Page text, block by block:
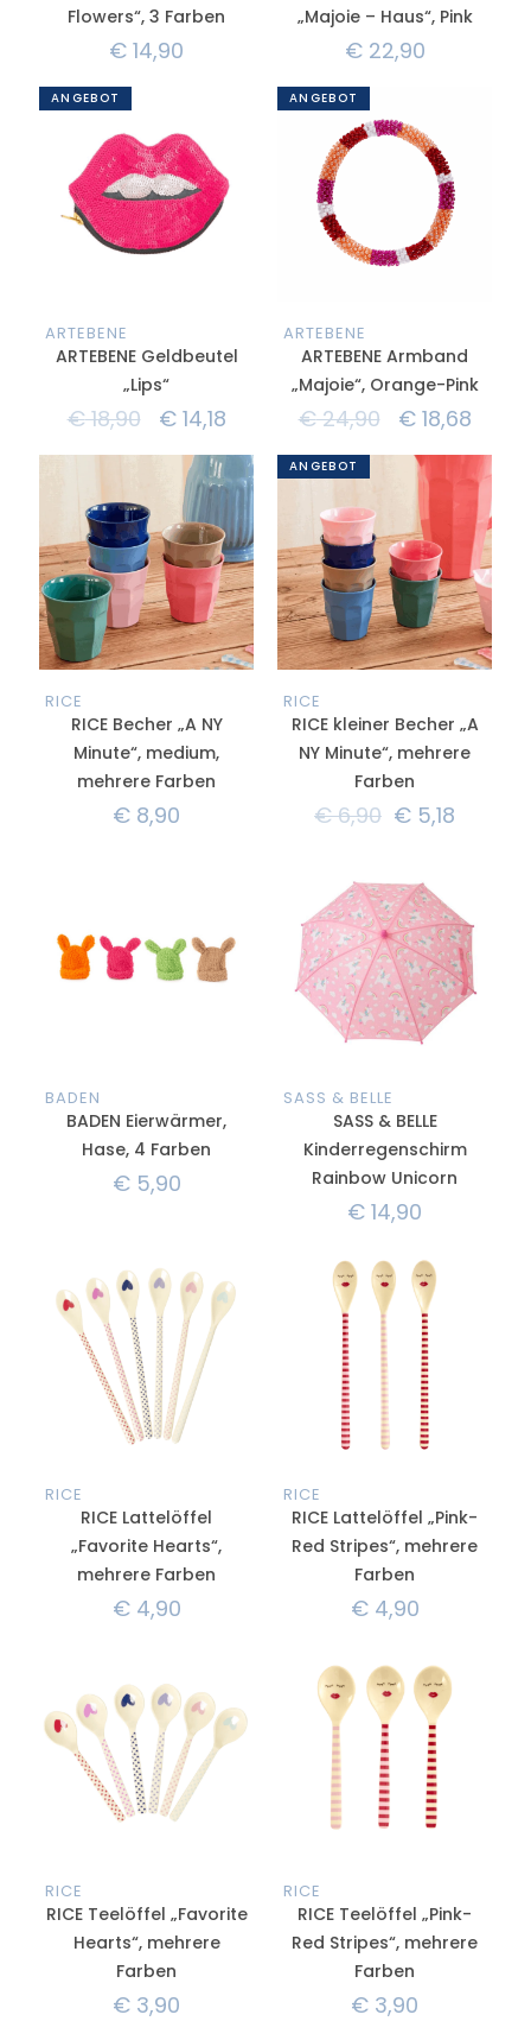
Flowers“, 3 Farben
€ 14,90
„Majoie – Haus“, Pink
€22,90
ANGEBOT
ARTEBENE
ARTEBENE Geldbeutel
„Lips“
€18,90 €14,18
ANGEBOT
ARTEBENE
ARTEBENE Armband
„Majoie“, Orange-Pink
€24,90 €18,68
RICE
RICE Becher „A NY
Minute“, medium,
mehrere Farben
€ 8,90
ANGEBOT
RICE
RICE kleiner Becher „A
NY Minute“, mehrere
Farben
€6,90 € 5,18
BADEN
BADEN Eierwärmer,
Hase, 4 Farben
€5,90
SASS & BELLE
SASS & BELLE
Kinderregenschirm
Rainbow Unicorn
€ 14,90
RICE
RICE Lattelöffel
„Favorite Hearts“,
mehrere Farben
€4,90
RICE
RICE Lattelöffel „Pink-
Red Stripes“, mehrere
Farben
€4,90
RICE
RICE Teelöffel „Favorite
Hearts“, mehrere
Farben
€ 3,90
RICE
RICE Teelöffel „Pink-
Red Stripes“, mehrere
Farben
€ 3,90